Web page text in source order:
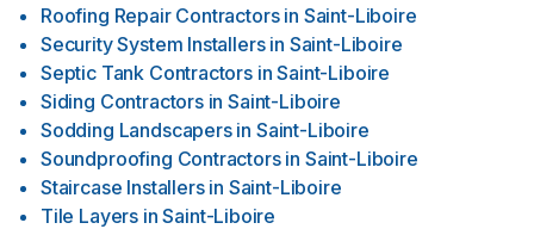
Roofing Repair Contractors in Saint-Liboire
Security System Installers in Saint-Liboire
Septic Tank Contractors in Saint-Liboire
Siding Contractors in Saint-Liboire
Sodding Landscapers in Saint-Liboire
Soundproofing Contractors in Saint-Liboire
Staircase Installers in Saint-Liboire
Tile Layers in Saint-Liboire